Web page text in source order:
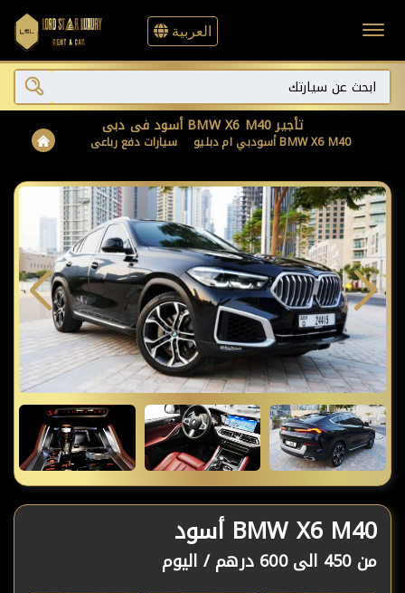
العربية
تأجير BMW X6 M40 أسود في دبي
سيارات دفع رباعى بي ام دبليو BMW X6 M40 أسود
BMW X6 M40 أسود
من450 الى 600 درهم / اليوم